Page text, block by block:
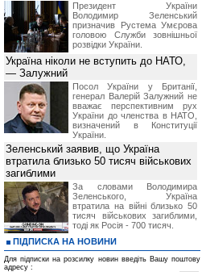
Президент України
Володимир Зеленський
призначив Pустема Умєрова
головою Служби зовнішньої
розвідки України.
Україна ніколи не вступить до НАТО,
— Залужний
Посол України у Британії,
генерал Валерій Залужний не
вважає перспективним рух
України до членства в НАТО,
визначений в Конституції
України.
Зеленський заявив, що Україна
втратила близько 50 тисяч військових
загиблими
За словами Володимира
Зеленського, Україна
втратила на війні близько 50
тисяч військових загиблими,
тоді як Росія - 700 тисяч.
ПІДПИСКА НА НОВИНИ
Для підписки на розсилку новин введіть Вашу поштову
адресу :